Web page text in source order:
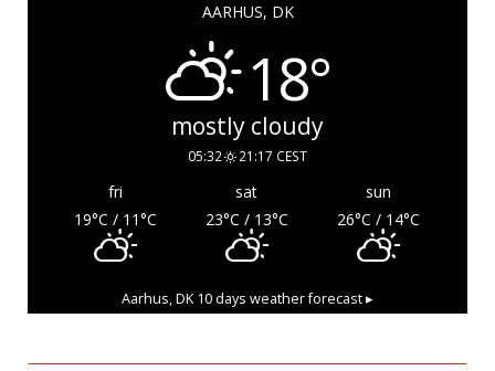
AARHUS, DK
18°
mostly cloudy
05:32 21:17 CEST
fri sat
sun
19°C / 11°C 23°C / 13°C 26°C / 14°C
Aarhus, DK10 days weather forecast ▸